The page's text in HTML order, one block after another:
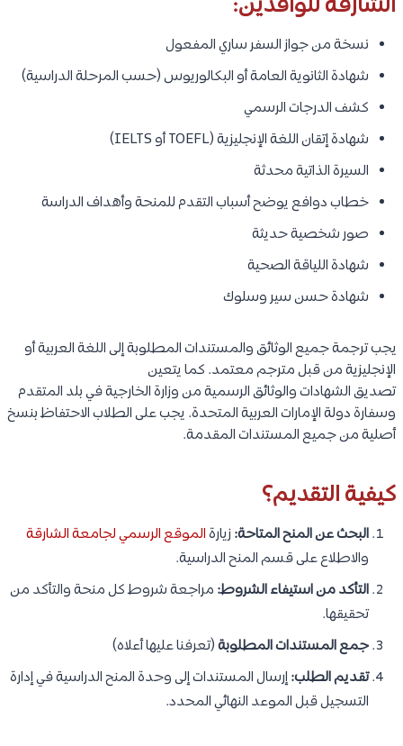
الشارقة للوافدين:
نسخة من جواز السفر ساري المفعول
شهادة الثانوية العامة أو البكالوريوس (حسب المرحلة الدراسية)
كشف الدرجات الرسمي
شهادة إتقان اللغة الإنجليزية (TOEFL أو IELTS)
السيرة الذاتية محدثة
خطاب دوافع يوضح أسباب التقدم للمنحة وأهداف الدراسة
صور شخصية حديثة
شهادة اللياقة الصحية
شهادة حسن سير وسلوك
يجب ترجمة جميع الوثائق والمستندات المطلوبة إلى اللغة العربية أو
الإنجليزية من قبل مترجم معتمد. كما يتعين
تصديق الشهادات والوثائق الرسمية من وزارة الخارجية في بلد المتقدم
وسفارة دولة الإمارات العربية المتحدة. يجب على الطلاب الاحتفاظ بنسخ
أصلية من جميع المستندات المقدمة.
كيفية التقديم؟
البحث عن المنح المتاحة:زيارةالموقع الرسمي لجامعة الشارقة
والاطلاع على قسم المنح الدراسية.
التأكد من استيفاء الشروط: مراجعة شروط كل منحة والتأكد من
تحقيقها.
جمع المستندات المطلوبة(تعرفنا عليها أعلاه)
تقديم الطلب:إرسال المستندات إلى وحدة المنح الدراسية في إدارة
التسجيل قبل الموعد النهائي المحدد.